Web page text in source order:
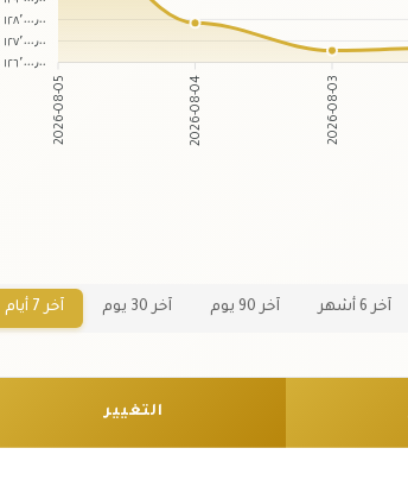
١٢٨٬٠٠٠٫٠٠
١٢٧٬٠٠٠٫٠٠
١٢٦٬٠٠٠٫٠٠
2026-08-05 2026-08-04 2026-08-03
آخر 6 أشهر آخر 90 يوم آخر 30 يوم آخر 7 أيام
التغيير